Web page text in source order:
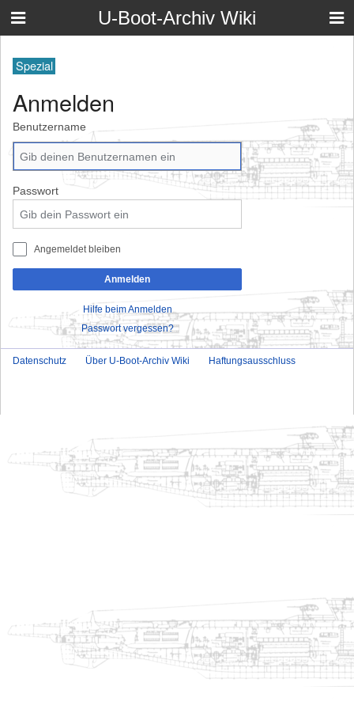
U-Boot-Archiv Wiki
Spezial
Anmelden
Benutzername
Passwort
Angemeldet bleiben
Anmelden
Hilfe beim Anmelden
Passwort vergessen?
Datenschutz Über U-Boot-Archiv Wiki Haftungsausschluss